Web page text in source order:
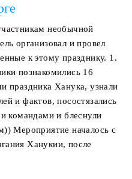
необычной
организовал и провел
к этому празднику. 1.
познакомились 16
праздника Ханука, узнали
и фактов, посостязались
командами и блеснули
Мероприятие началось с
Ханукии, после